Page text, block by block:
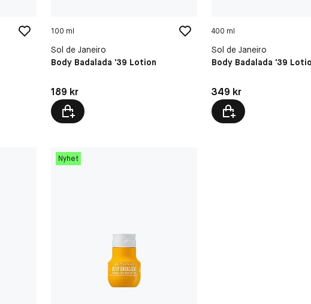
100 ml
Sol de Janeiro
Body Badalada '39 Lotion
Pris: 189 kr
189 kr
400 ml
Sol de Janeiro
Body Badalada '39
Pris: 349 kr
349 kr
Nyhet